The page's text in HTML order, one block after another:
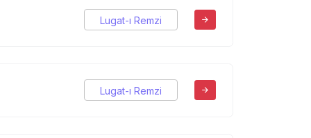
Lugat-ı Remzi
Lugat-ı Remzi